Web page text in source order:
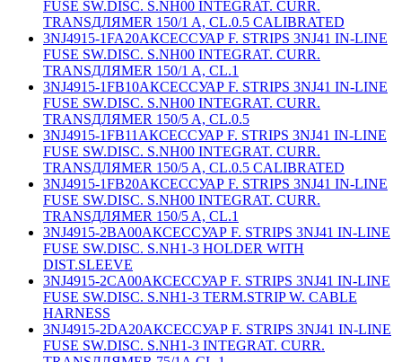
FUSE SW.DISC. S.NH00 INTEGRAT. CURR.
TRANSДЛЯMER 150/1 A, CL.0.5 CALIBRATED
3NJ4915-1FA20АКСЕССУАР F. STRIPS 3NJ41 IN-LINE
FUSE SW.DISC. S.NH00 INTEGRAT. CURR.
TRANSДЛЯMER 150/1 A, CL.1
3NJ4915-1FB10АКСЕССУАР F. STRIPS 3NJ41 IN-LINE
FUSE SW.DISC. S.NH00 INTEGRAT. CURR.
TRANSДЛЯMER 150/5 A, CL.0.5
3NJ4915-1FB11 АКСЕССУАР F. STRIPS 3NJ41 IN-LINE
FUSE SW.DISC. S.NH00 INTEGRAT. CURR.
TRANSДЛЯMER 150/5 A, CL.0.5 CALIBRATED
3NJ4915-1FB20АКСЕССУАР F. STRIPS 3NJ41 IN-LINE
FUSE SW.DISC. S.NH00 INTEGRAT. CURR.
TRANSДЛЯMER 150/5 A, CL.1
3NJ4915-2BA00АКСЕССУАР F. STRIPS 3NJ41 IN-LINE
FUSE SW.DISC. S.NH1-3 HOLDER WITH
DIST.SLEEVE
3NJ4915-2CA00АКСЕССУАР F. STRIPS 3NJ41 IN-LINE
FUSE SW.DISC. S.NH1-3 TERM.STRIP W. CABLE
HARNESS
3NJ4915-2DA20АКСЕССУАР F. STRIPS 3NJ41 IN-LINE
FUSE SW.DISC. S.NH1-3 INTEGRAT. CURR.